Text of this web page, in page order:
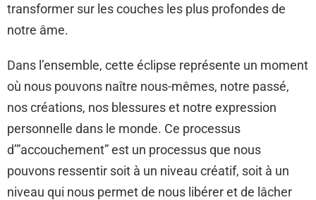
transformer sur les couches les plus profondes de
notre âme.
Dans l’ensemble, cette éclipse représente un moment
où nous pouvons naître nous-mêmes, notre passé,
nos créations, nos blessures et notre expression
personnelle dans le monde. Ce processus
d’”accouchement” est un processus que nous
pouvons ressentir soit à un niveau créatif, soit à un
niveau qui nous permet de nous libérer et de lâcher